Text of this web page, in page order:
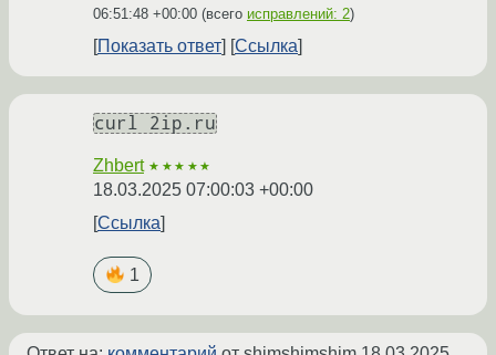
06:51:48 +00:00 (всего исправлений: 2)
Показать ответ Ссылка
curl 2ip.ru
Zhbert ★★★★★
18.03.2025 07:00:03 +00:00
Ссылка
1